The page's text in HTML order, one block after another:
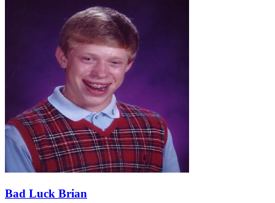
Bad Luck Brian